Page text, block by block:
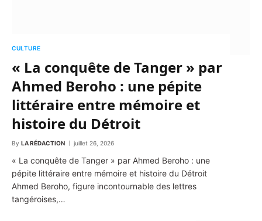
CULTURE
« La conquête de Tanger » par
Ahmed Beroho : une pépite
littéraire entre mémoire et
histoire du Détroit
By LA RÉDACTION juillet 26, 2026
« La conquête de Tanger » par Ahmed Beroho : une
pépite littéraire entre mémoire et histoire du Détroit
Ahmed Beroho, figure incontournable des lettres
tangéroises,…